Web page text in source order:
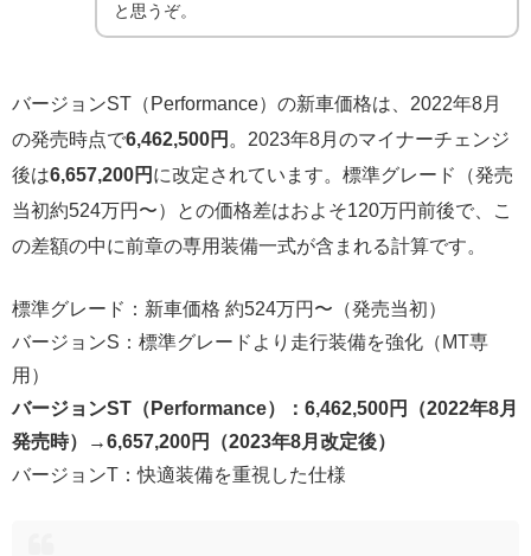
と思うぞ。
バージョンST（Performance）の新車価格は、2022年8月
の発売時点で6,462,500円
。2023年8月のマイナーチェンジ
後は6,657,200円 に改定されています。標準グレード（発売
当初約524万円〜）との価格差はおよそ120万円前後で、こ
の差額の中に前章の専用装備一式が含まれる計算です。
標準グレード：新車価格 約524万円〜（発売当初）
バージョンS：標準グレードより走行装備を強化（MT専
用）
バージョンST（Performance）：6,462,500円（2022年8月
発売時）→6,657,200円（2023年8月改定後）
バージョンT：快適装備を重視した仕様